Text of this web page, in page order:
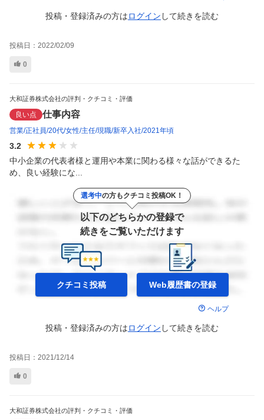
投稿・登録済みの方はログイン して続きを読む
投稿日： 2022/02/09
0
大和証券株式会社の評判・クチコミ・評価
良い点 仕事内容
営業 正社員 20代 女性 主任 現職 新卒入社 2021年頃
3.2
中小企業の代表者様と運用や本業に関わる様々な話ができるた
め、良い経験にな...
選考中の方もクチコミ投稿OK！
以下のどちらかの登録で
続きをご覧いただけます
クチコミ投稿 Web履歴書の登録
ヘルプ
投稿・登録済みの方はログイン して続きを読む
投稿日： 2021/12/14
0
大和証券株式会社の評判・クチコミ・評価